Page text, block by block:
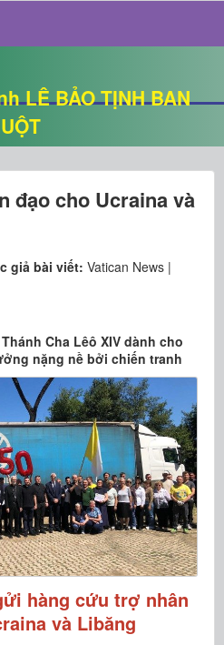
LÊ BẢO TỊNH BAN
đạo cho Ucraina và
giả bài viết: Vatican News |
Cha Lêô XIV dành cho
nặng nề bởi chiến tranh
hàng cứu trợ nhân
và Libăng